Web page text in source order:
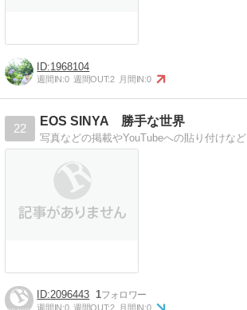
1968104
週間IN:0 週間OUT:2 月間IN:0
22
EOS SINYA 勝手な世界
写真などの掲載やYouTubeへの貼り付けなど
2096443 1
週間IN:0 週間OUT:2 月間IN:0